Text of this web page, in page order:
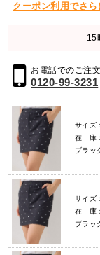
クーポン利用でさ
15
お電話でのご注
0120-99-3231
サイズ
在 庫
ブラッ
サイズ
在 庫
ブラッ